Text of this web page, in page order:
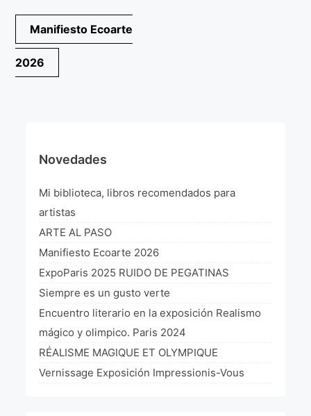
¡VIVE Molière! Un hommage latino-américain à
Molière 2022
Exposición París 2021 “Traverser ton miroir” «A
través de tu espejo»
L’art Latino-américain à Paris 2019
Reflecting Source. NY 2019
«Sincronías con sentido» Bogotá Colombia 2019
«Huellas trashumantes» New York 2018
Commissaire D’exposition
La Fórmula Científica Del Arte
Manifiesto Ecoarte
Navegación
de
entradas
Manifiesto Ecoarte
2026
Novedades
Mi biblioteca, libros recomendados para
artistas
ARTE AL PASO
Manifiesto Ecoarte 2026
ExpoParis 2025 RUIDO DE PEGATINAS
Siempre es un gusto verte
Encuentro literario en la exposición Realismo
mágico y olimpico. Paris 2024
RÉALISME MAGIQUE ET OLYMPIQUE
Vernissage Exposición Impressionis-Vous